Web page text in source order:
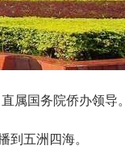
属国务院侨办领导。
到五洲四海。